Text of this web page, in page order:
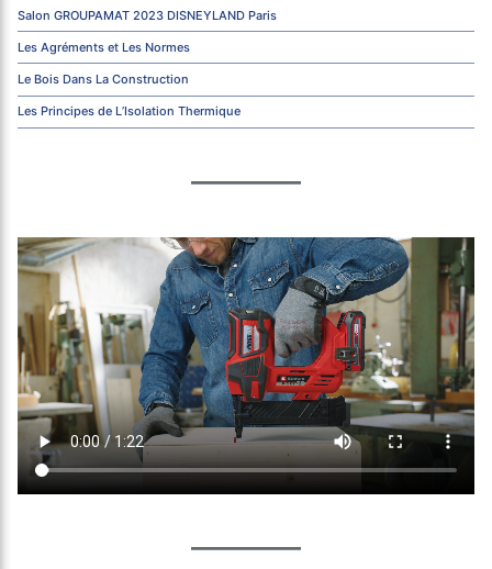
Salon GROUPAMAT 2023 DISNEYLAND Paris
Les Agréments et Les Normes
Le Bois Dans La Construction
Les Principes de L’Isolation Thermique